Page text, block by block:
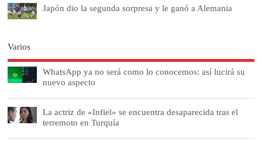
Japón dio la segunda sorpresa y le ganó a Alemania
Varios
WhatsApp ya no será como lo conocemos: así lucirá su
nuevo aspecto
La actriz de «Infiel» se encuentra desaparecida tras el
terremoto en Turquía